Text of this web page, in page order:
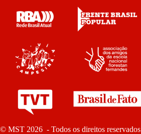
© MST 2026 - Todos os direitos reservados